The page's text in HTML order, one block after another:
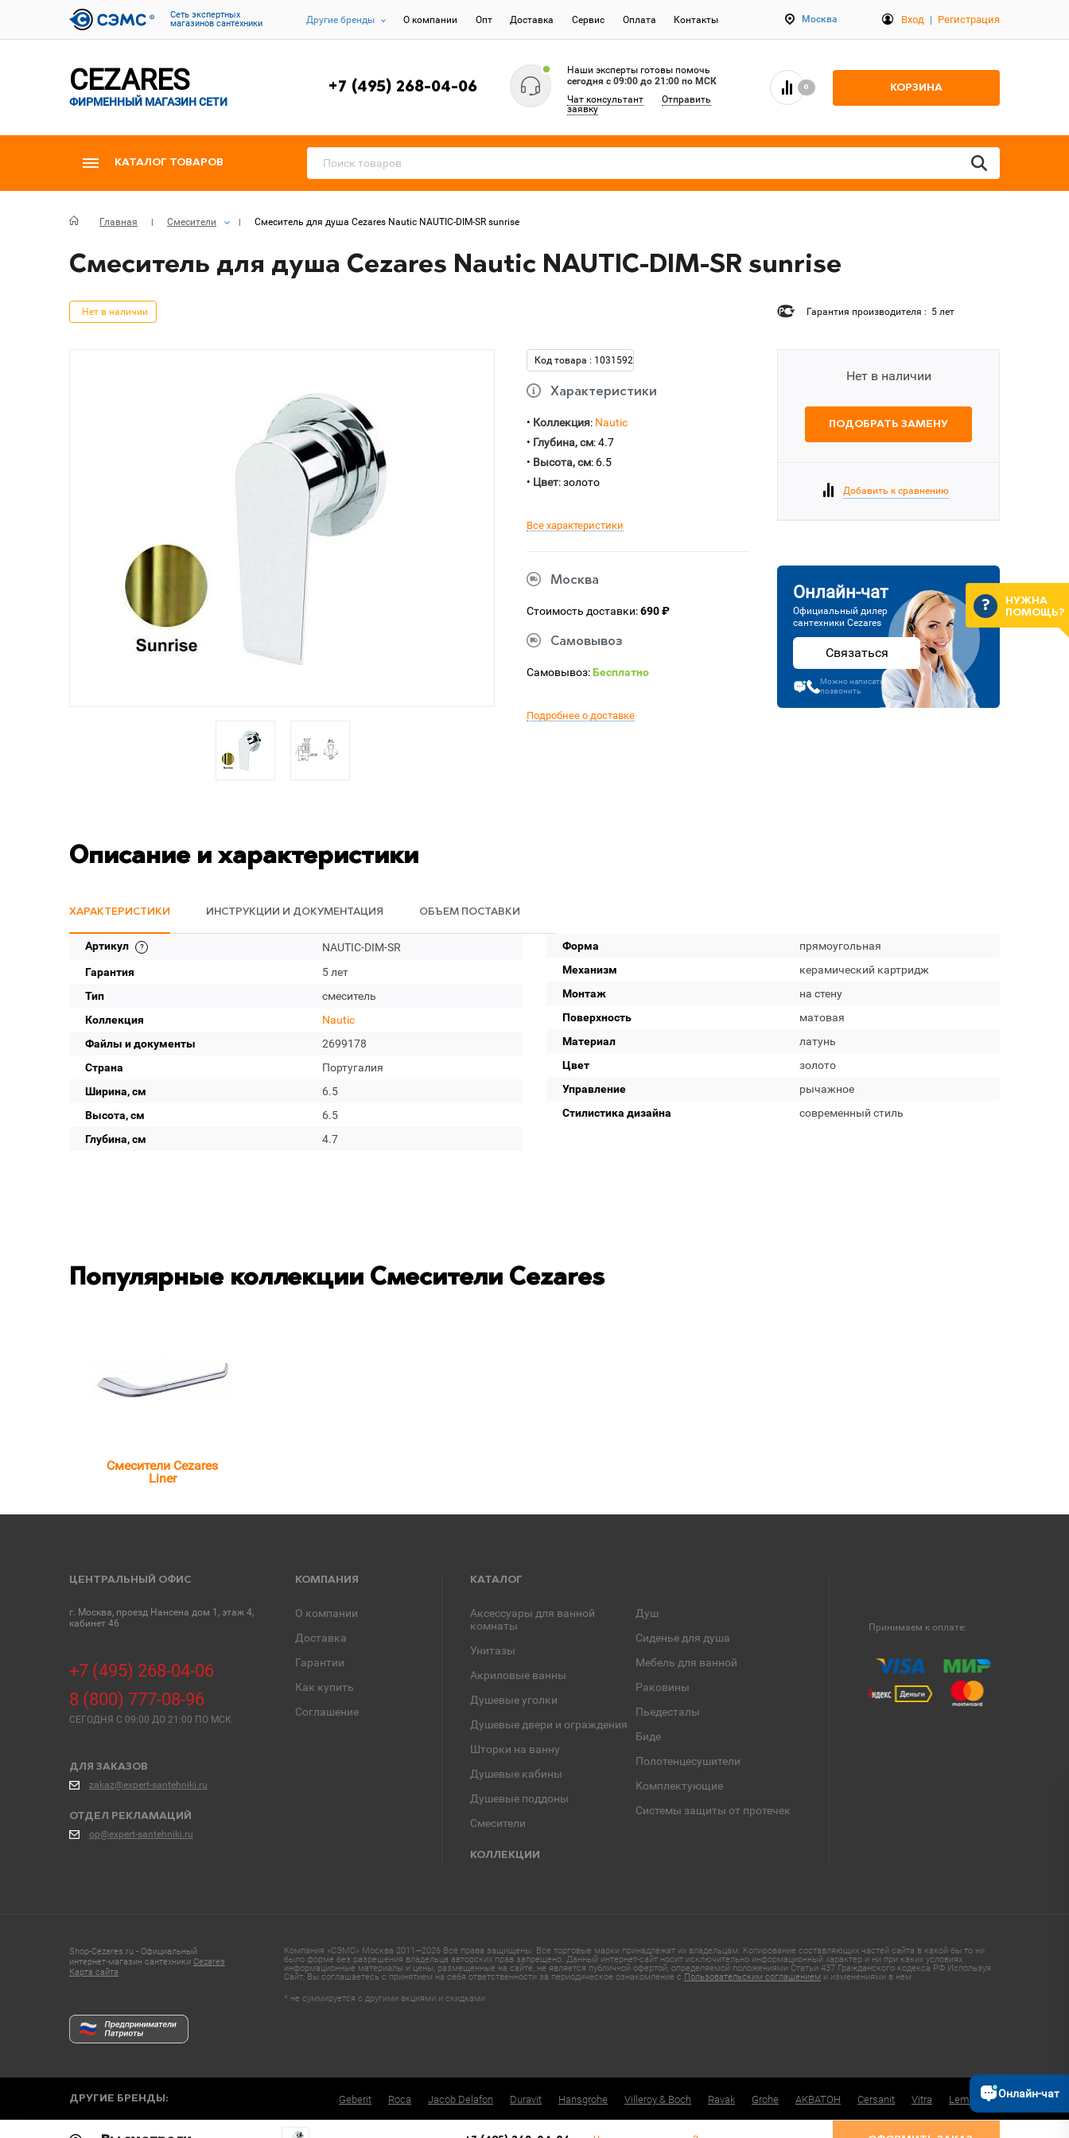
Cеть экспертных
магазинов сантехники
Другие бренды О компании Опт Доставка Сервис Оплата Контакты Москва Вход | Регистрация
CEZARES
ФИРМЕННЫЙ МАГАЗИН СЕТИ
+7 (495) 268-04-06
Наши эксперты готовы помочь
сегодня c 09:00 до 21:00 по МСК
Чат консультант
Отправить
заявку
0 КОРЗИНА
КАТАЛОГ ТОВАРОВ
Главная Смесители Смеситель для душа Cezares Nautic NAUTIC-DIM-SR sunrise
Смеситель для душа Cezares Nautic NAUTIC-DIM-SR sunrise
Нет в наличии Гарантия производителя : 5 лет
Код товара : 1031592
Характеристики
• Коллекция: Nautic
• Глубина, см: 4.7
• Высота, см: 6.5
• Цвет: золото
Все характеристики
Москва
Стоимость доставки:690 ₽
Самовывоз
Самовывоз:Бесплатно
Подробнее о доставке
Нет в наличии
ПОДОБРАТЬ ЗАМЕНУ
Добавить к сравнению
Онлайн-чат
Официальный дилер
сантехники Cezares
Связаться
Можно написать или
позвонить
Описание и характеристики
ХАРАКТЕРИСТИКИ ИНСТРУКЦИИ И ДОКУМЕНТАЦИЯ ОБЪЕМ ПОСТАВКИ
Артикул
NAUTIC-DIM-SR
Гарантия
5 лет
Тип
смеситель
Коллекция
Nautic
Файлы и документы
2699178
Страна
Португалия
Ширина, см
6.5
Высота, см
6.5
Глубина, см
4.7
Форма
прямоугольная
Механизм
керамический картридж
Монтаж
на стену
Поверхность
матовая
Материал
латунь
Цвет
золото
Управление
рычажное
Стилистика дизайна
современный стиль
Популярные коллекции Смесители Cezares
Смесители Cezares
Liner
ЦЕНТРАЛЬНЫЙ ОФИС
г. Москва, проезд Нансена дом 1, этаж 4,
кабинет 46
+7 (495) 268-04-06
8 (800) 777-08-96
СЕГОДНЯ C 09:00 ДО 21:00 ПО МСК
ДЛЯ ЗАКАЗОВ
zakaz@expert-santehniki.ru
ОТДЕЛ РЕКЛАМАЦИЙ
op@expert-santehniki.ru
КОМПАНИЯ
О компании
Доставка
Гарантии
Как купить
Соглашение
КАТАЛОГ
Аксессуары для ванной
комнаты
Унитазы
Акриловые ванны
Душевые уголки
Душевые двери и ограждения
Шторки на ванну
Душевые кабины
Душевые поддоны
Смесители
Душ
Сиденье для душа
Мебель для ванной
Раковины
Пьедесталы
Биде
Полотенцесушители
Комплектующие
Системы защиты от протечек
КОЛЛЕКЦИИ
Принимаем к оплате:
Shop-Cezares.ru - Официальный
интернет-магазин сантехники Cezares
Карта сайта
Компания «СЭМС» Москва 2011—2026 Все права защищены. Все торговые марки принадлежат их владельцам. Копирование составляющих частей сайта в какой бы то ни
было форме без разрешения владельца авторских прав запрещено. Данный интернет-сайт носит исключительно информационный характер и ни при каких условиях
информационные материалы и цены, размещенные на сайте, не является публичной офертой, определяемой положениями Статьи 437 Гражданского кодекса РФ Используя
Сайт, Вы соглашаетесь с принятием на себя ответственности за периодическое ознакомление с Пользовательским соглашением и изменениями в нем.
* не суммируется с другими акциями и скидками
ДРУГИЕ БРЕНДЫ: Geberit Roca Jacob Delafon Duravit Hansgrohe Villeroy & Boch Ravak Grohe АКВАТОН Cersanit Vitra Lemark
НУЖНА
ПОМОЩЬ?
Онлайн-чат